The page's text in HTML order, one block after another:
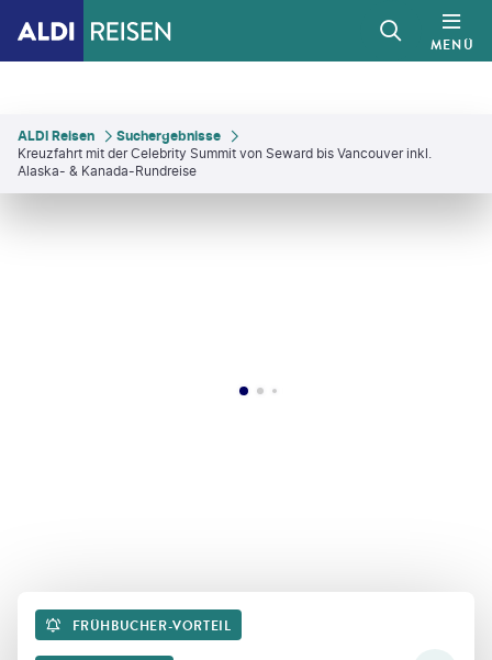
MENÜ
ALDI Reisen
Suchergebnisse
Kreuzfahrt mit der Celebrity Summit von Seward bis Vancouver inkl.
Alaska- & Kanada-Rundreise
FRÜHBUCHER-VORTEIL